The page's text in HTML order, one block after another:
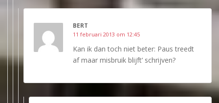
BERT
11 februari 2013 om 12:45
Kan ik dan toch niet beter: Paus treedt
af maar misbruik blijft’ schrijven?